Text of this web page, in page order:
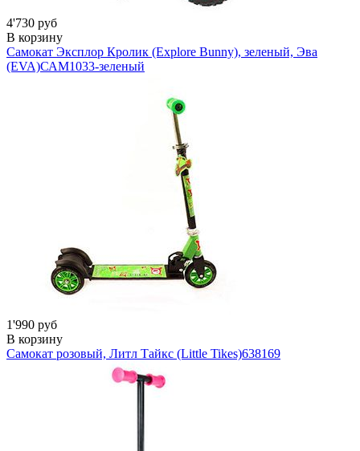
4'730 руб
В корзину
Самокат Эксплор Кролик (Explore Bunny), зеленый, Эва
(EVA)САМ1033-зеленый
1'990 руб
В корзину
Самокат розовый, Литл Тайкс (Little Tikes)638169